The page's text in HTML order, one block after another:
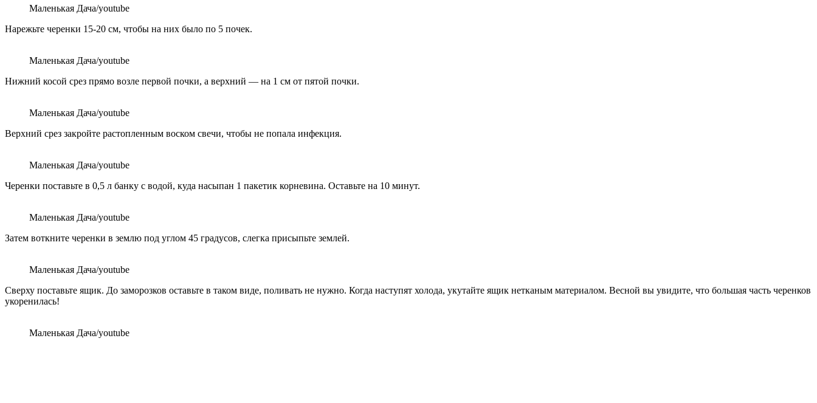
Маленькая Дача/youtube
Нарежьте черенки 15-20 см, чтобы на них было по 5 почек.
Маленькая Дача/youtube
Нижний косой срез прямо возле первой почки, а верхний — на 1 см от пятой почки.
Маленькая Дача/youtube
Верхний срез закройте растопленным воском свечи, чтобы не попала инфекция.
Маленькая Дача/youtube
Черенки поставьте в 0,5 л банку с водой, куда насыпан 1 пакетик корневина. Оставьте на 10 минут.
Маленькая Дача/youtube
Затем воткните черенки в землю под углом 45 градусов, слегка присыпьте землей.
Маленькая Дача/youtube
Сверху поставьте ящик. До заморозков оставьте в таком виде, поливать не нужно. Когда наступят холода, укутайте ящик нетканым материалом. Весной вы увидите, что большая часть черенков
укоренилась!
Маленькая Дача/youtube